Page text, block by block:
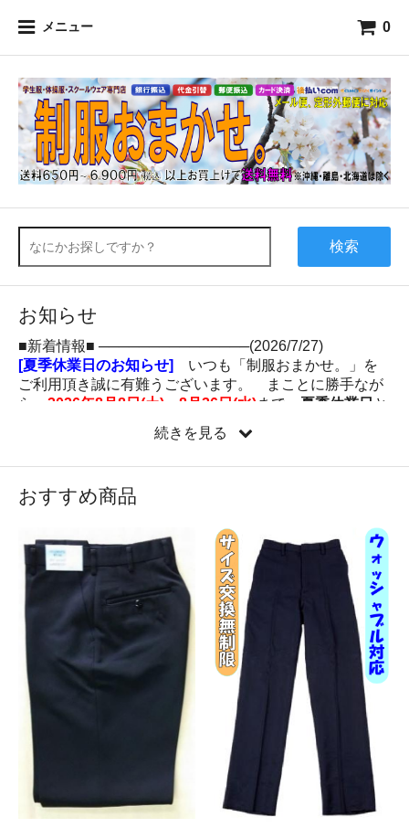
メニュー 0
検索
お知らせ
■新着情報■ ───────────────(2026/7/27)
[夏季休業日のお知らせ]
いつも「制服おまかせ。」を
ご利用頂き誠に有難うございます。 まことに勝手なが
ら、 2026年8月8日(土)～8月26日(水) まで、 夏季休業日 と
させていただきます。 休業期間中のご注文、メールに
よるお問い合わせは承りますが、［商品の配送、ご注文
す。 お客様にはご不便をお掛けいたしますが何卒ご理解
2025/12/4
※佐川急便で物量増加による集荷停止が生じておりま
す。そのため、発送に遅れが生じる場合がございますの
で、余裕をもってのご注文を何卒よろしくお願い申し上
げます。
2025/8/6
[夏季休業日のお知らせ]
いつも「制服おまかせ。」を
ご利用頂き誠に有難うございます。 まことに勝手なが
ら、
2025年8月8日(金)～8月25日(月) まで、 夏季休業日
させていただきます。 休業期間中のご注文、メールに
よるお問い合わせは承りますが、［商品の配送、ご注文
の受付けメールの送信、お問い合わせメール等］のご対
応は、2025年8月26日(火)
より随時行わせていただきま
続きを見る
おすすめ商品